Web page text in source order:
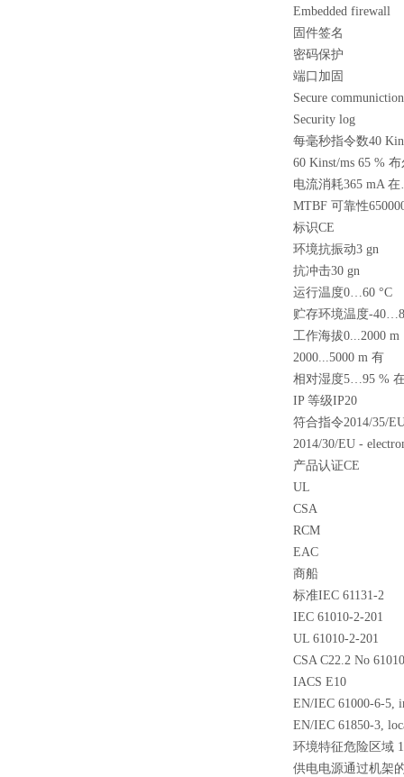
Embedded firewall
固件签名
密码保护
端口加固
Secure
Security log
每毫秒指令数40
60 Kinst/ms 65 %
电流消耗365 mA
MTBF 可靠性
标识CE
环境抗振动3 gn
抗冲击30 gn
运行温度0…60 °C
贮存环境温度-
工作海拔0...2000 m
2000...5000 m 有
相对湿度5…95 %
IP 等级IP20
符合指令2014/35/
2014/30/EU -
产品认证CE
UL
CSA
RCM
EAC
商船
标准IEC 61131-2
IEC 61010-2-201
UL 61010-2-201
CSA C22.2 No
IACS E10
EN/IEC 61000-6-5,
EN/IEC 61850-3,
环境特征危险区域
供电电源通过机架